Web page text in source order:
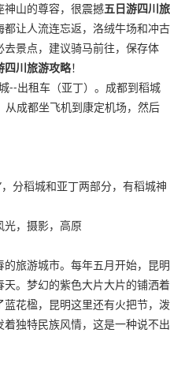
神山的尊容，很震撼五日游四川旅
让人流连忘返，洛绒牛场和冲古
景点，建议骑马前往，保存体
四川旅游攻略！
--出租车（亚丁）。成都到稻城
成都坐飞机到康定机场，然后
分稻城和亚丁两部分，有稻城神
光，摄影，高原
的旅游城市。每年五月开始，昆明
。梦幻的紫色大片大片的铺洒着
花楹，昆明这里还有火把节，泼
独特民族风情，这是一种说不出